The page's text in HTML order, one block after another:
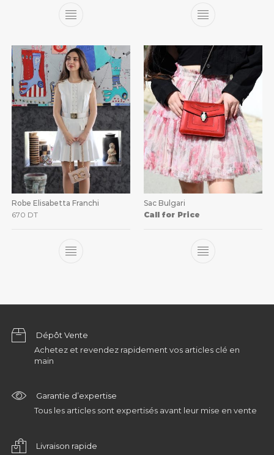
Robe Elisabetta Franchi
670 DT
Sac Bulgari
Call for Price
Dépôt Vente
Achetez et revendez rapidement vos articles clé en
main
Garantie d’expertise
Tous les articles sont expertisés avant leur mise en vente
Livraison rapide